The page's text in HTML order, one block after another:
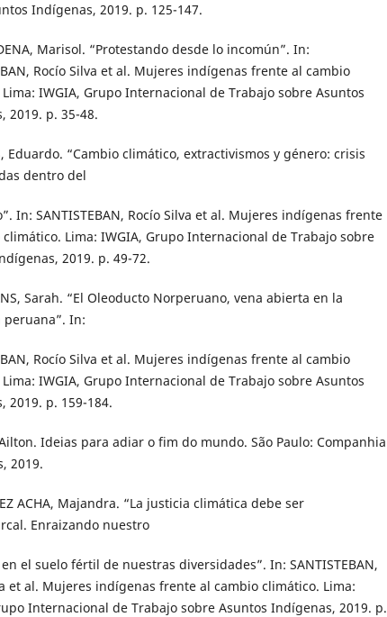
Indígenas, 2019. p. 125-147.
Marisol. “Protestando desde lo incomún”. In:
Rocío Silva et al. Mujeres indígenas frente al cambio
IWGIA, Grupo Internacional de Trabajo sobre Asuntos
2019. p. 35-48.
Eduardo. “Cambio climático, extractivismos y género: crisis
dentro del
In: SANTISTEBAN, Rocío Silva et al. Mujeres indígenas frente
Lima: IWGIA, Grupo Internacional de Trabajo sobre
2019. p. 49-72.
Sarah. “El Oleoducto Norperuano, vena abierta en la
peruana”. In:
Rocío Silva et al. Mujeres indígenas frente al cambio
IWGIA, Grupo Internacional de Trabajo sobre Asuntos
2019. p. 159-184.
Ailton. Ideias para adiar o fim do mundo. São Paulo: Companhia
2019.
ACHA, Majandra. “La justicia climática debe ser
Enraizando nuestro
el suelo fértil de nuestras diversidades”. In: SANTISTEBAN,
et al. Mujeres indígenas frente al cambio climático. Lima:
Internacional de Trabajo sobre Asuntos Indígenas, 2019. p.